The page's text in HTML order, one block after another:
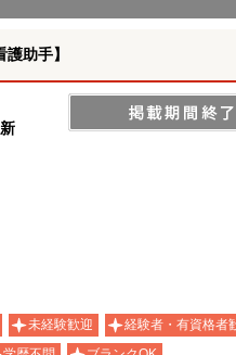
助手】
未経験歓迎
経験者・有資格者